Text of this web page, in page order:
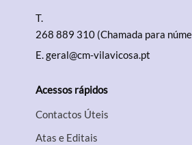
T.
268 889 310 (Chamada para
E.geral@cm-vilavicosa.pt
Acessos rápidos
Contactos Úteis
Atas e Editais